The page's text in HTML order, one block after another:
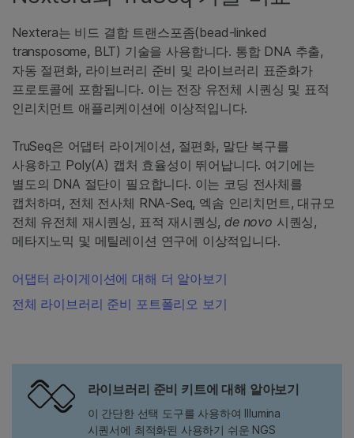
Nextera는 비드 결합 트랜스포좀(bead-linked
transposome, BLT) 기술을 사용합니다. 통합 DNA 추출,
자동 절편화, 라이브러리 준비 및 라이브러리 표준화가
프로토콜에 포함됩니다. 이는 전장 유전체 시퀀싱 및 표적
인리치먼트 애플리케이션에 이상적입니다.
TruSeq은 어댑터 라이게이션, 절편화, 말단 복구를
사용하고 Poly(A) 캡처 효율성이 뛰어납니다. 여기에는
별도의 DNA 절단이 필요합니다. 이는 코딩 전사체를
캡처하며, 전체 전사체 RNA-Seq, 엑솜 인리치먼트, 대규모
전체 유전체 재시퀀싱, 표적 재시퀀싱, de novo 시퀀싱,
메타지노믹 및 메틸레이션 연구에 이상적입니다.
어댑터 라이게이션에 대해 더 알아보기
전체 라이브러리 준비 포트폴리오 보기
라이브러리 준비 키트에 대해 알아보기
이 간단한 선택 도구를 사용하여 Illumina
시퀀서에 최적화된 사용하기 쉬운 NGS